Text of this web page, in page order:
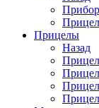
Прицелы
Назад